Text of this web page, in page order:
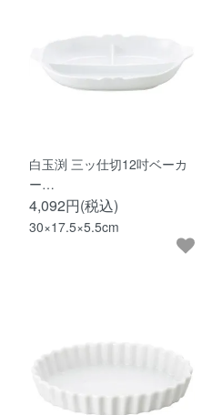
白玉渕 三ッ仕切12吋ベーカ
ー…
4,092円(税込)
30×17.5×5.5cm